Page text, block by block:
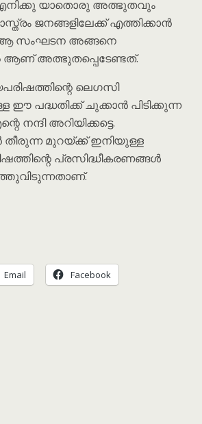
യാതൊരു അത്ഭുതവും
ജനങ്ങളിലേക്ക് എത്തിക്കാൻ
ആ സംഘടന അങ്ങനെ
ആണ് അത്ഭുതപ്പെടേണ്ടത്.
ലെഗസി
ഈ പദ്ധതിക്ക് ചുക്കാൻ പിടിക്കുന്ന
നന്ദി അറിയിക്കട്ടെ.
മുറയ്ക്ക് ഇനിയുള്ള
പ്രസിദ്ധീകരണങ്ങൾ
Email Facebook